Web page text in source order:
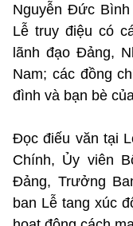
Nguyễn Đức
Lễ truy điệu có
lãnh đạo Đảng,
Nam; các đồng
đình và bạn bè
Đọc điếu văn tại
Chính, Ủy viên
Đảng, Trưởng
ban Lễ tang xúc